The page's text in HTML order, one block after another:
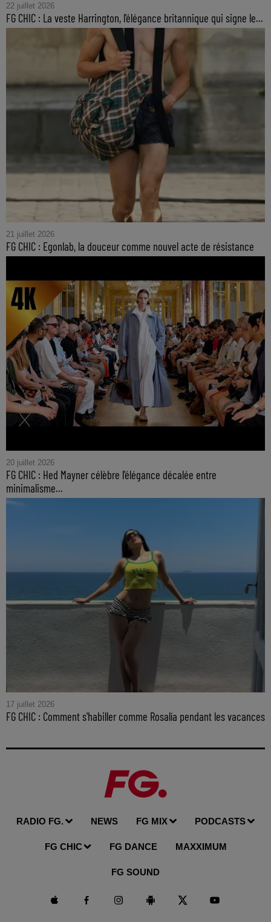
22 juillet 2026
FG CHIC : La veste Harrington, l'élégance britannique qui signe le...
21 juillet 2026
FG CHIC : Egonlab, la douceur comme nouvel acte de résistance
20 juillet 2026
FG CHIC : Hed Mayner célèbre l'élégance décalée entre
minimalisme...
17 juillet 2026
FG CHIC : Comment s'habiller comme Rosalía pendant les vacances
RADIO FG. NEWS FG MIX PODCASTS
FG CHIC FG DANCE MAXXIMUM
FG SOUND